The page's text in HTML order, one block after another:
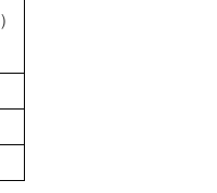
）